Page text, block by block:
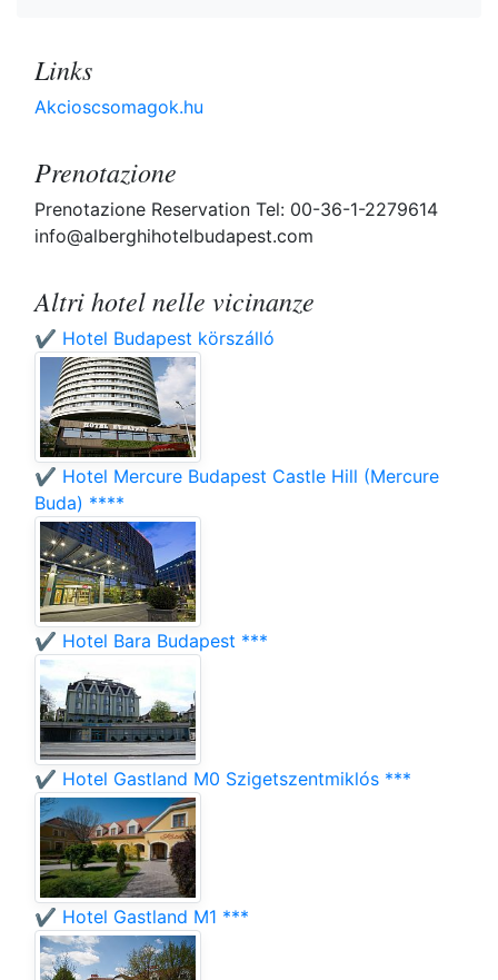
Links
Akcioscsomagok.hu
Prenotazione
Prenotazione Reservation Tel: 00-36-1-2279614
info@alberghihotelbudapest.com
Altri hotel nelle vicinanze
✔️ Hotel Budapest körszálló
✔️ Hotel Mercure Budapest Castle Hill (Mercure
Buda) ****
✔️ Hotel Bara Budapest ***
✔️ Hotel Gastland M0 Szigetszentmiklós ***
✔️ Hotel Gastland M1 ***